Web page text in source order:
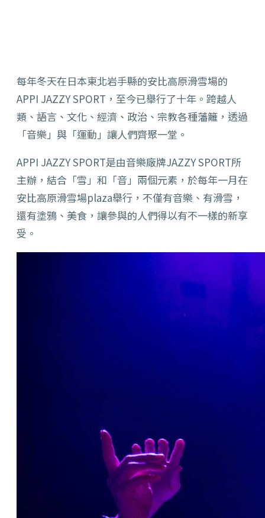
每年冬天在日本東北岩手縣的安比高原滑雪場的
APPI JAZZY SPORT，至今已舉行了十年。跨越人
類、語言、文化、經濟、政治、宗教各種藩籬，透過
「音樂」與「運動」讓人們齊聚一堂。
APPI JAZZY SPORT是由音樂廠牌JAZZY SPORT所
主辦，結合「雪」和「音」兩個元素，於每年一月在
安比高原滑雪場plaza舉行，不僅有音樂、有滑雪，
還有塗鴉、美食，讓參與的人們得以有不一樣的新享
受。